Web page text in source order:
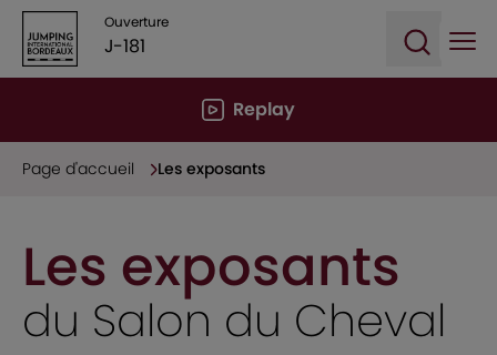
Ouverture
J-181
Replay
Page d'accueil Les exposants
Les exposants
du Salon du Cheval